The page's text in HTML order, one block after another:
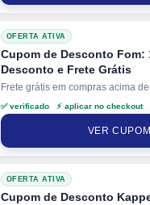
OFERTA ATIVA
Cupom de Desconto Fom:
Desconto e Frete Grátis
Frete grátis em compras acima
suas compras em até 8x sem
+ 5% de desconto em
✅ verificado ⚡ aplicar no checkout
VER CUPOM
OFERTA ATIVA
Cupom de Desconto